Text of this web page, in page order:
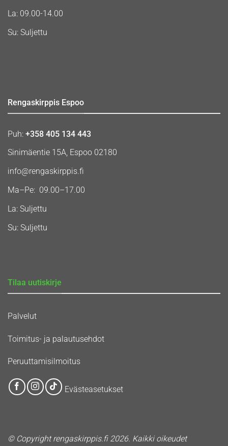
La: 09.00-14.00
Su: Suljettu
Rengaskirppis Espoo
Puh: +358 405 134 443
Sinimäentie 15A, Espoo 02180
info@rengaskirppis.fi
Ma–Pe: 09.00–17.00
La: Suljettu
Su: Suljettu
Tilaa uutiskirje
Palvelut
Toimitus- ja palautusehdot
Peruuttamisilmoitus
Evästeasetukset
© Copyright rengaskirppis.fi 2026. Kaikki oikeudet